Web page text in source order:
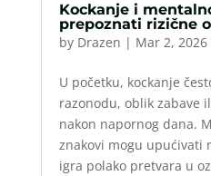
Kockanje i
prepoznati rizične
by Drazen | Mar 2, 2026
U početku, kockanje
razonodu, oblik zabave
nakon napornog dana.
znakovi mogu upućivati
igra polako pretvara u oz